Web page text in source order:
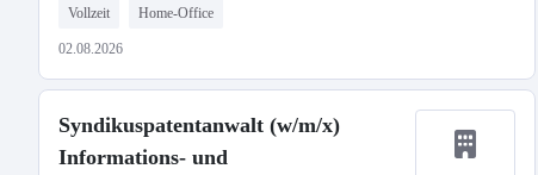
Vollzeit Home-Office
02.08.2026
Syndikuspatentanwalt (w/m/x)
Informations- und